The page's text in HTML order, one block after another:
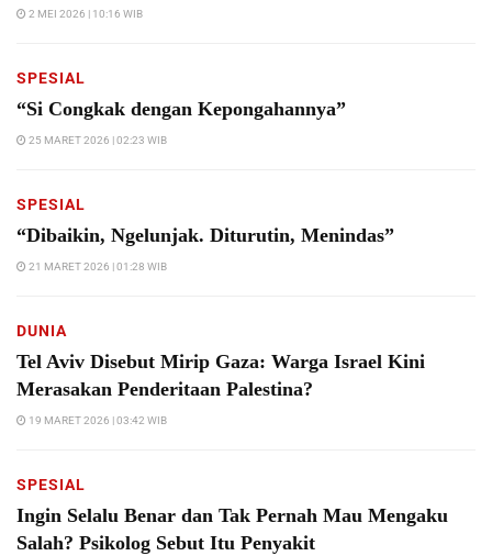
2 MEI 2026 | 10:16 WIB
SPESIAL
“Si Congkak dengan Kepongahannya”
25 MARET 2026 | 02:23 WIB
SPESIAL
“Dibaikin, Ngelunjak. Diturutin, Menindas”
21 MARET 2026 | 01:28 WIB
DUNIA
Tel Aviv Disebut Mirip Gaza: Warga Israel Kini
Merasakan Penderitaan Palestina?
19 MARET 2026 | 03:42 WIB
SPESIAL
Ingin Selalu Benar dan Tak Pernah Mau Mengaku
Salah? Psikolog Sebut Itu Penyakit